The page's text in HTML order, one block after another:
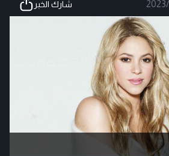
شارك الخبر